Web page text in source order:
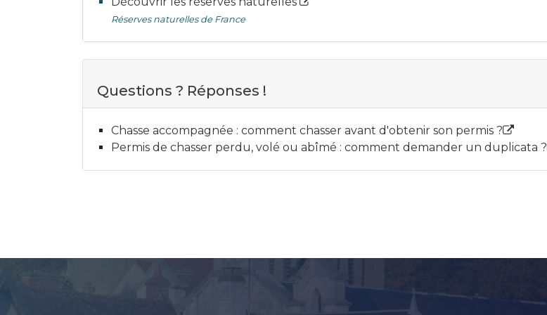
Réserves naturelles de France
Questions ? Réponses !
Chasse accompagnée : comment chasser avant d'obtenir son permis ?
Permis de chasser perdu, volé ou abîmé : comment demander un duplicata ?